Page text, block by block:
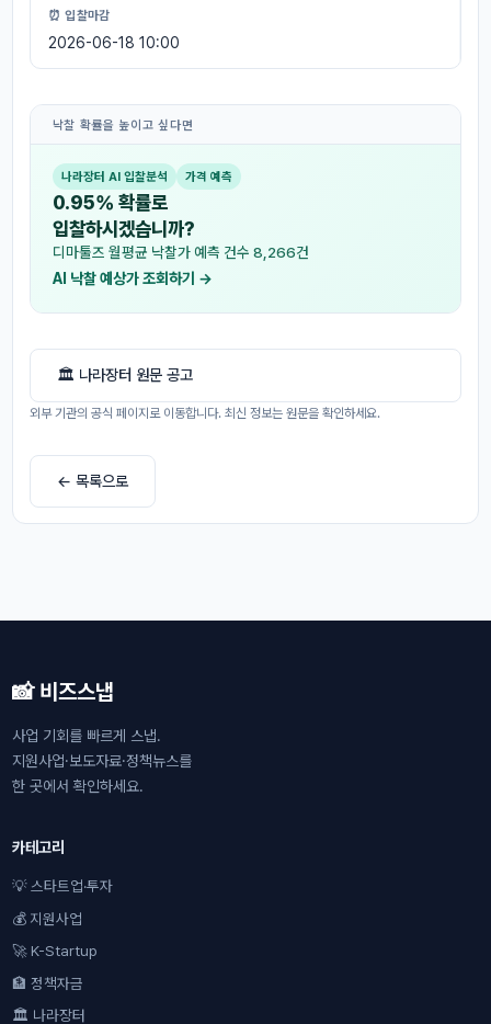
⏰ 입찰마감
2026-06-18 10:00
낙찰 확률을 높이고 싶다면
나라장터 AI 입찰분석 가격 예측
0.95% 확률로
입찰하시겠습니까?
디마툴즈 월평균 낙찰가 예측 건수 8,266건
AI 낙찰 예상가 조회하기 →
🏛 나라장터 원문 공고
외부 기관의 공식 페이지로 이동합니다. 최신 정보는 원문을 확인하세요.
← 목록으로
📸 비즈스냅
사업 기회를 빠르게 스냅.
지원사업·보도자료·정책뉴스를
한 곳에서 확인하세요.
카테고리
💡 스타트업·투자
💰 지원사업
🚀 K-Startup
🏦 정책자금
🏛 나라장터